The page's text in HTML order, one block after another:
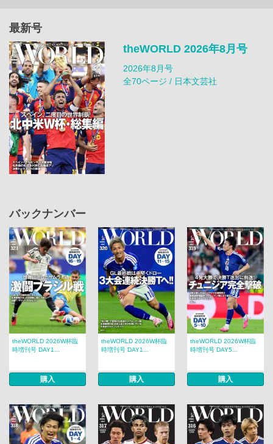
最新号
theWORLD 2026年8月号
2026年8月号
全70ページ / 日本文芸社
バックナンバー
theWORLD 2026W杯臨
時増刊号 DAY1...
購入
theWORLD 2026W杯臨
時増刊号 DAY1...
購入
theWORLD 2026W杯臨
時増刊号 DAY5...
購入